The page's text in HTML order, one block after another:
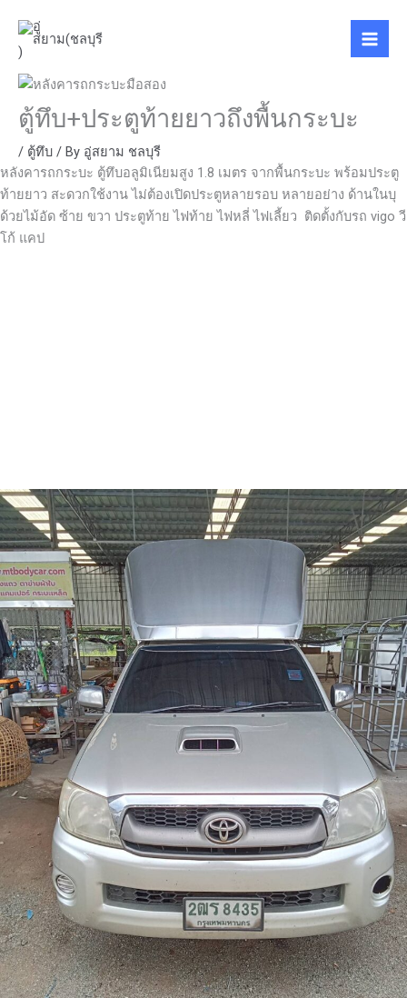
content
ตู้ทึบ+ประตูท้ายยาวถึงพื้นกระบะ
/ ตู้ทึบ / By อู่สยาม ชลบุรี
หลังคารถกระบะ ตู้ทึบอลูมิเนียมสูง 1.8 เมตร จากพื้นกระบะ พร้อมประตู
ท้ายยาว สะดวกใช้งาน ไม่ต้องเปิดประตูหลายรอบ หลายอย่าง ด้านในบุ
ด้วยไม้อัด ซ้าย ขวา ประตูท้าย ไฟท้าย ไฟหลี่ ไฟเลี้ยว ติดตั้งกับรถ vigo วี
โก้ แคป